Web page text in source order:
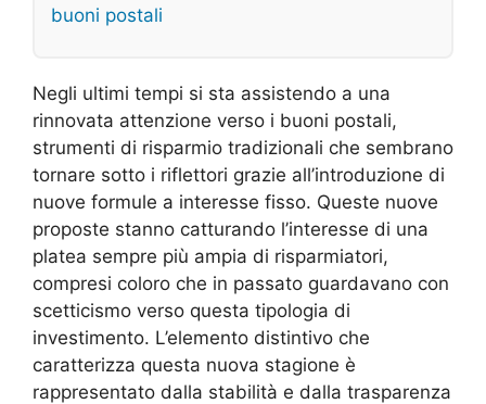
buoni postali
Negli ultimi tempi si sta assistendo a una
rinnovata attenzione verso i buoni postali,
strumenti di risparmio tradizionali che sembrano
tornare sotto i riflettori grazie all’introduzione di
nuove formule a interesse fisso. Queste nuove
proposte stanno catturando l’interesse di una
platea sempre più ampia di risparmiatori,
compresi coloro che in passato guardavano con
scetticismo verso questa tipologia di
investimento. L’elemento distintivo che
caratterizza questa nuova stagione è
rappresentato dalla stabilità e dalla trasparenza